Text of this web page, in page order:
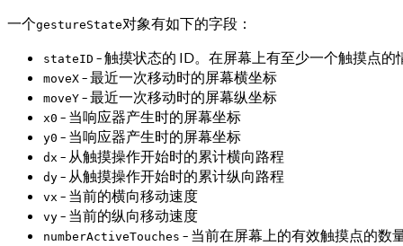
一个gestureState对象有如下的字段：
stateID - 触摸状态的 ID。在屏幕上有至少一个触摸点的
moveX - 最近一次移动时的屏幕横坐标
moveY - 最近一次移动时的屏幕纵坐标
x0 - 当响应器产生时的屏幕坐标
y0 - 当响应器产生时的屏幕坐标
dx - 从触摸操作开始时的累计横向路程
dy - 从触摸操作开始时的累计纵向路程
vx - 当前的横向移动速度
vy - 当前的纵向移动速度
numberActiveTouches - 当前在屏幕上的有效触摸点的数